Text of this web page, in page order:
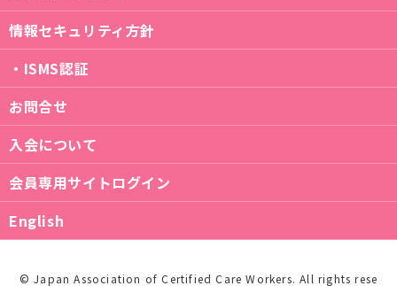
情報セキュリティ方針
・ISMS認証
お問合せ
入会について
会員専用サイトログイン
English
© Japan Association of Certified Care Workers. All rights rese